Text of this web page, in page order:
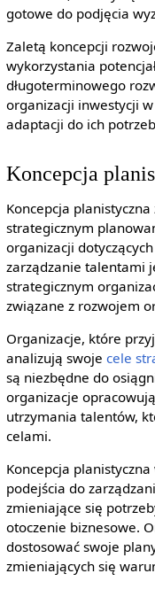
gotowe do podjęcia
Zaletą koncepcji
wykorzystania
długoterminowego
organizacji inwestycji
adaptacji do ich
Koncepcja
Koncepcja
strategicznym
organizacji
zarządzanie talentami
strategicznym
związane z rozwojem
Organizacje, które
analizują swoje cele
są niezbędne do
organizacje
utrzymania talentów,
celami.
Koncepcja
podejścia do
zmieniające się
otoczenie biznesowe.
dostosować swoje
zmieniających się